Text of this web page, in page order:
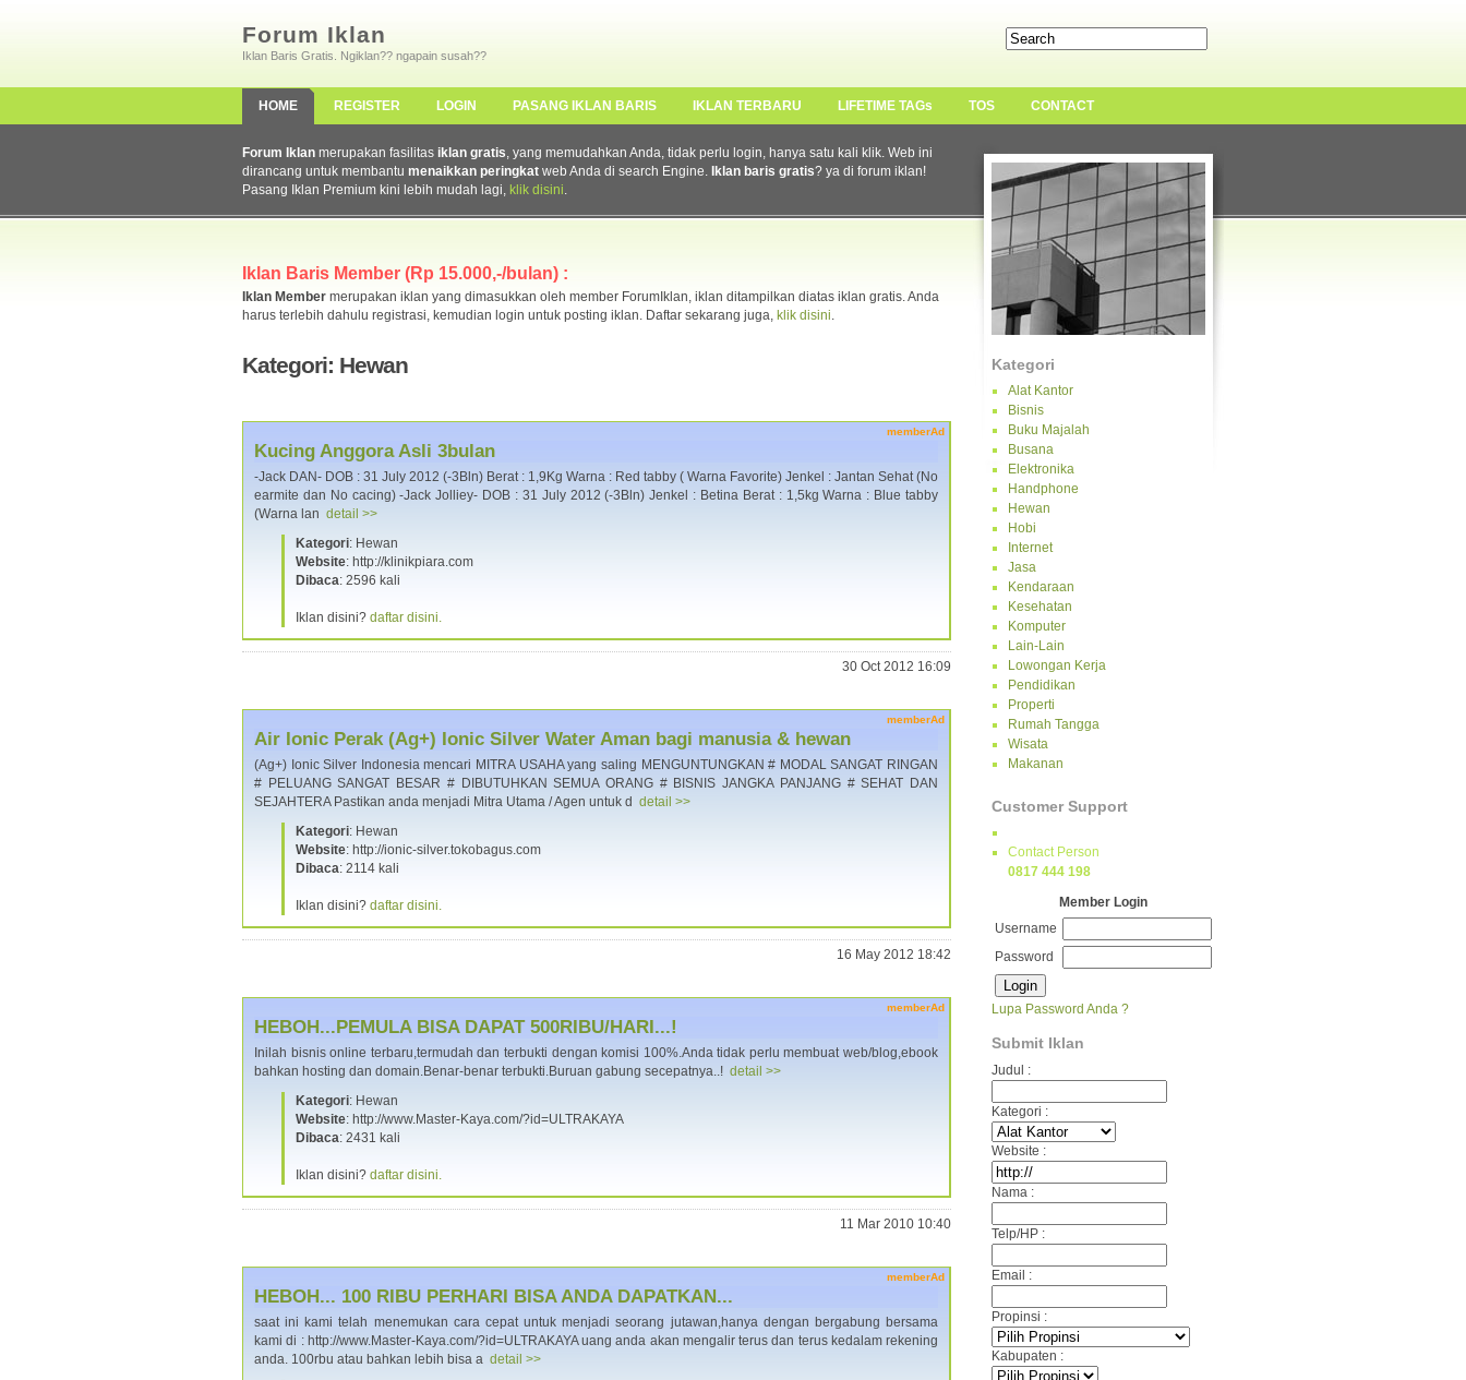
Forum Iklan
Iklan Baris Gratis. Ngiklan?? ngapain susah??
HOME REGISTER LOGIN PASANG IKLAN BARIS IKLAN TERBARU LIFETIME TAGs TOS CONTACT
Kategori
Alat Kantor
Bisnis
Buku Majalah
Busana
Elektronika
Handphone
Hewan
Hobi
Internet
Jasa
Kendaraan
Kesehatan
Komputer
Lain-Lain
Lowongan Kerja
Pendidikan
Properti
Rumah Tangga
Wisata
Makanan
Customer Support
Contact Person
0817 444 198
Member Login
Username
Password
Lupa Password Anda ?
Submit Iklan
Judul :
Kategori :
Website :
Nama :
Telp/HP :
Email :
Propinsi :
Kabupaten :
Forum Iklan merupakan fasilitas iklan gratis, yang memudahkan Anda, tidak perlu login, hanya satu kali klik. Web ini
dirancang untuk membantu menaikkan peringkat web Anda di search Engine. Iklan baris gratis? ya di forum iklan!
Pasang Iklan Premium kini lebih mudah lagi, klik disini.
Iklan Baris Member (Rp 15.000,-/bulan) :
Iklan Member merupakan iklan yang dimasukkan oleh member ForumIklan, iklan ditampilkan diatas iklan gratis. Anda
harus terlebih dahulu registrasi, kemudian login untuk posting iklan. Daftar sekarang juga, klik disini.
Kategori: Hewan
memberAd
Kucing Anggora Asli 3bulan
-Jack DAN- DOB : 31 July 2012 (-3Bln) Berat : 1,9Kg Warna : Red tabby ( Warna Favorite) Jenkel : Jantan Sehat (No
earmite dan No cacing) -Jack Jolliey- DOB : 31 July 2012 (-3Bln) Jenkel : Betina Berat : 1,5kg Warna : Blue tabby
(Warna lan detail >>
Kategori: Hewan
Website: http://klinikpiara.com
Dibaca: 2596 kali
Iklan disini? daftar disini.
30 Oct 2012 16:09
memberAd
Air Ionic Perak (Ag+) Ionic Silver Water Aman bagi manusia & hewan
(Ag+) Ionic Silver Indonesia mencari MITRA USAHA yang saling MENGUNTUNGKAN # MODAL SANGAT RINGAN
# PELUANG SANGAT BESAR # DIBUTUHKAN SEMUA ORANG # BISNIS JANGKA PANJANG # SEHAT DAN
SEJAHTERA Pastikan anda menjadi Mitra Utama / Agen untuk d detail >>
Kategori: Hewan
Website: http://ionic-silver.tokobagus.com
Dibaca: 2114 kali
Iklan disini? daftar disini.
16 May 2012 18:42
memberAd
HEBOH...PEMULA BISA DAPAT 500RIBU/HARI...!
Inilah bisnis online terbaru,termudah dan terbukti dengan komisi 100%.Anda tidak perlu membuat web/blog,ebook
bahkan hosting dan domain.Benar-benar terbukti.Buruan gabung secepatnya..! detail >>
Kategori: Hewan
Website: http://www.Master-Kaya.com/?id=ULTRAKAYA
Dibaca: 2431 kali
Iklan disini? daftar disini.
11 Mar 2010 10:40
memberAd
HEBOH... 100 RIBU PERHARI BISA ANDA DAPATKAN...
saat ini kami telah menemukan cara cepat untuk menjadi seorang jutawan,hanya dengan bergabung bersama
kami di : http://www.Master-Kaya.com/?id=ULTRAKAYA uang anda akan mengalir terus dan terus kedalam rekening
anda. 100rbu atau bahkan lebih bisa a detail >>